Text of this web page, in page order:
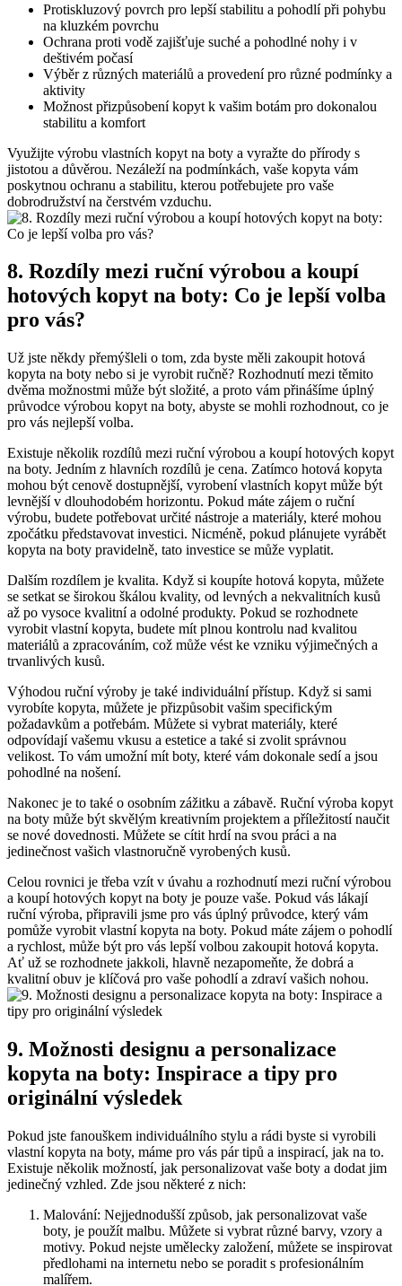
Protiskluzový povrch ‌pro lepší stabilitu a pohodlí ‍při pohybu
na kluzkém povrchu
Ochrana proti vodě zajišťuje suché a pohodlné nohy i v
deštivém počasí
Výběr z různých materiálů a ⁣provedení pro různé podmínky⁤ a
aktivity
Možnost přizpůsobení kopyt k​ vašim botám pro dokonalou
stabilitu a ⁤komfort
Využijte výrobu ‍vlastních kopyt na boty a vyražte do přírody s
jistotou a ⁤důvěrou. Nezáleží ⁢na podmínkách, vaše ‌kopyta vám
poskytnou ochranu a stabilitu, kterou‍ potřebujete pro vaše
dobrodružství na čerstvém vzduchu.
8. Rozdíly mezi ruční výrobou a koupí
hotových kopyt na‌ boty: ⁤Co je lepší volba
‍pro ​vás?
Už jste někdy ⁢přemýšleli o tom, zda byste měli zakoupit hotová
kopyta⁤ na ‌boty nebo si je vyrobit ručně? Rozhodnutí mezi těmito
⁢dvěma možnostmi⁢ může ‌být složité, a proto vám přinášíme‌ úplný
průvodce výrobou kopyt ​na boty, abyste⁢ se mohli rozhodnout, co je
pro vás nejlepší volba.
Existuje⁢ několik rozdílů⁤ mezi ruční ‌výrobou a koupí⁤ hotových‍ kopyt
na boty. Jedním z hlavních rozdílů je cena. Zatímco hotová kopyta
mohou být cenově dostupnější, vyrobení vlastních kopyt‌ může být
levnější v dlouhodobém horizontu. ‍Pokud máte zájem o ‌ruční
výrobu, budete potřebovat‍ určité nástroje a materiály, které mohou
zpočátku představovat investici. Nicméně, pokud plánujete vyrábět
kopyta na boty pravidelně, tato investice se může vyplatit.
Dalším rozdílem je kvalita. ‌Když​ si koupíte hotová kopyta, můžete
se setkat ⁢se širokou škálou kvality, od levných ⁤a nekvalitních kusů
až po vysoce kvalitní a odolné produkty. ‌Pokud ​se rozhodnete
‍vyrobit vlastní kopyta, budete mít⁢ plnou⁣ kontrolu nad kvalitou
materiálů a zpracováním,​ což může vést ‌ke vzniku⁣ výjimečných ‌a
trvanlivých kusů.
Výhodou ruční výroby je také individuální přístup.⁤ Když si sami
vyrobíte kopyta, můžete je přizpůsobit vašim specifickým
požadavkům‍ a potřebám. Můžete ‌si vybrat materiály, které
odpovídají vašemu vkusu a estetice a také si zvolit ⁤správnou
velikost. To vám umožní mít boty, které vám dokonale ‍sedí a ‌jsou
pohodlné ‍na nošení.
Nakonec je to také o osobním zážitku a zábavě.‍ Ruční výroba kopyt
​na boty může být skvělým kreativním projektem a příležitostí naučit
se nové dovednosti. Můžete se​ cítit hrdí na ‌svou práci a na
jedinečnost ​vašich vlastnoručně vyrobených ‌kusů.
Celou ‍rovnici je třeba vzít v ⁤úvahu a rozhodnutí ⁢mezi ‌ruční výrobou
a⁢ koupí hotových kopyt na ‍boty ⁣je pouze vaše. Pokud vás⁢ lákají
ruční ⁢výroba, připravili jsme pro vás úplný průvodce, který⁣ vám
pomůže​ vyrobit vlastní ‍kopyta na boty. ⁢Pokud máte zájem o pohodlí‌
a ⁣rychlost, ⁣může být pro vás ‌lepší volbou zakoupit hotová kopyta.‌
Ať už se rozhodnete jakkoli, hlavně nezapomeňte, že dobrá a
kvalitní obuv je klíčová pro vaše pohodlí a zdraví vašich nohou.
9. Možnosti designu ⁣a personalizace
kopyta na ⁤boty: ⁤Inspirace a⁣ tipy pro⁣
originální výsledek
Pokud jste fanouškem individuálního​ stylu a rádi byste si‍ vyrobili
vlastní kopyta ⁤na boty, máme pro​ vás pár tipů a inspirací, jak ⁤na to.
Existuje⁤ několik možností, jak⁢ personalizovat vaše​ boty a ⁣dodat jim
‌jedinečný vzhled. Zde jsou ‍některé‍ z ‌nich:
Malování: Nejjednodušší způsob, jak personalizovat vaše
boty, je použít ​malbu. ‌Můžete si vybrat různé barvy, vzory ‌a
motivy. Pokud nejste umělecky založení, můžete se inspirovat
předlohami na internetu nebo se poradit ‍s profesionálním
malířem.